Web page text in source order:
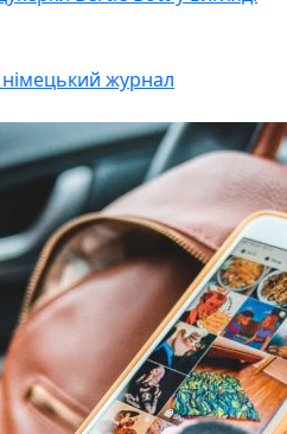
журнал